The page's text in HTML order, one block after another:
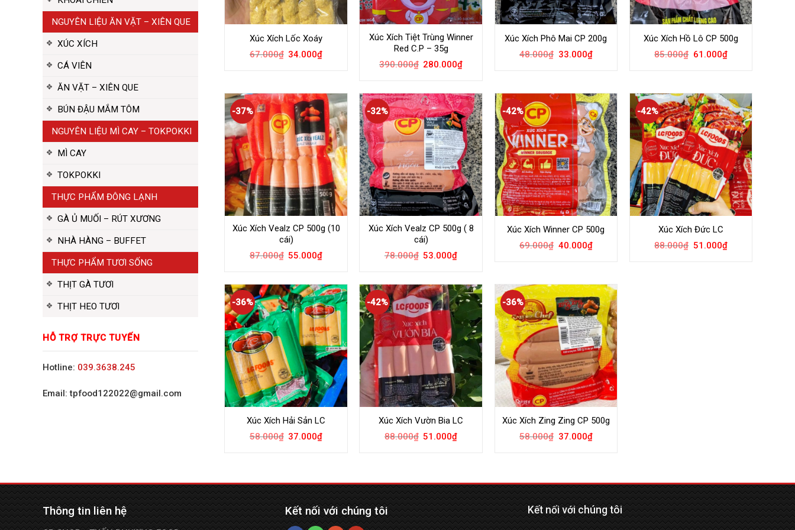
NGUYÊN LIỆU ĂN VẶT – XIÊN QUE
XÚC XÍCH
CÁ VIÊN
ĂN VẶT – XIÊN QUE
BÚN ĐẬU MẮM TÔM
NGUYÊN LIỆU MÌ CAY – TOKPOKKI
MÌ CAY
TOKPOKKI
THỰC PHẨM ĐÔNG LẠNH
GÀ Ủ MUỐI – RÚT XƯƠNG
NHÀ HÀNG – BUFFET
THỰC PHẨM TƯƠI SỐNG
THỊT GÀ TƯƠI
THỊT HEO TƯƠI
HỖ TRỢ TRỰC TUYẾN
Hotline: 039.3638.245
Email: tpfood122022@gmail.com
Xúc Xích Lốc Xoáy
67.000₫ 34.000₫
Xúc Xích Tiệt Trùng Winner
Red C.P – 35g
390.000₫ 280.000₫
Xúc Xích Phô Mai CP 200g
48.000₫ 33.000₫
Xúc Xích Hồ Lô CP 500g
85.000₫ 61.000₫
-37%
Xúc Xích Vealz CP 500g (10
cái)
87.000₫ 55.000₫
-32%
Xúc Xích Vealz CP 500g ( 8
cái)
78.000₫ 53.000₫
-42%
Xúc Xích Winner CP 500g
69.000₫ 40.000₫
-42%
Xúc Xích Đức LC
88.000₫ 51.000₫
-36%
Xúc Xích Hải Sản LC
58.000₫ 37.000₫
-42%
Xúc Xích Vườn Bia LC
88.000₫ 51.000₫
-36%
Xúc Xích Zing Zing CP 500g
58.000₫ 37.000₫
Thông tin liên hệ Kết nối với chúng tôi Kết nối với chúng tôi